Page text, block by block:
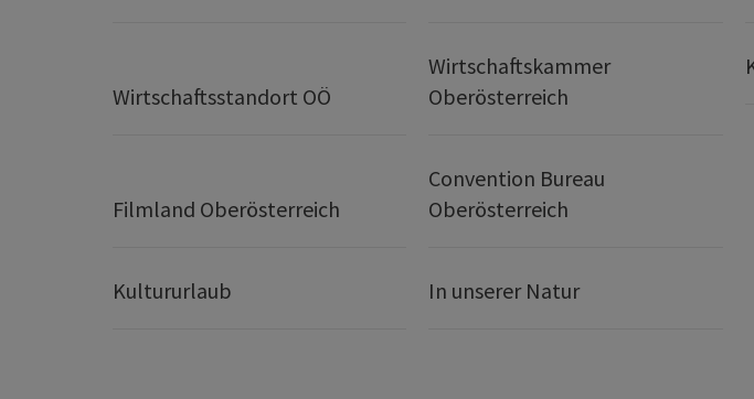
Wirtschaftsstandort OÖ
Wirtschaftskammer
Oberösterreich
Filmland Oberösterreich
Convention Bureau
Oberösterreich
Kultururlaub In unserer Natur